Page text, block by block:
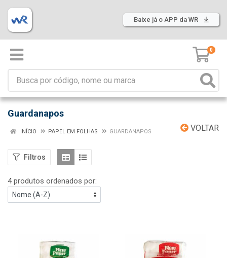
Baixe já o APP da WR
0
Guardanapos
VOLTAR
INÍCIO PAPEL EM FOLHAS GUARDANAPOS
Filtros
4 produtos ordenados por: